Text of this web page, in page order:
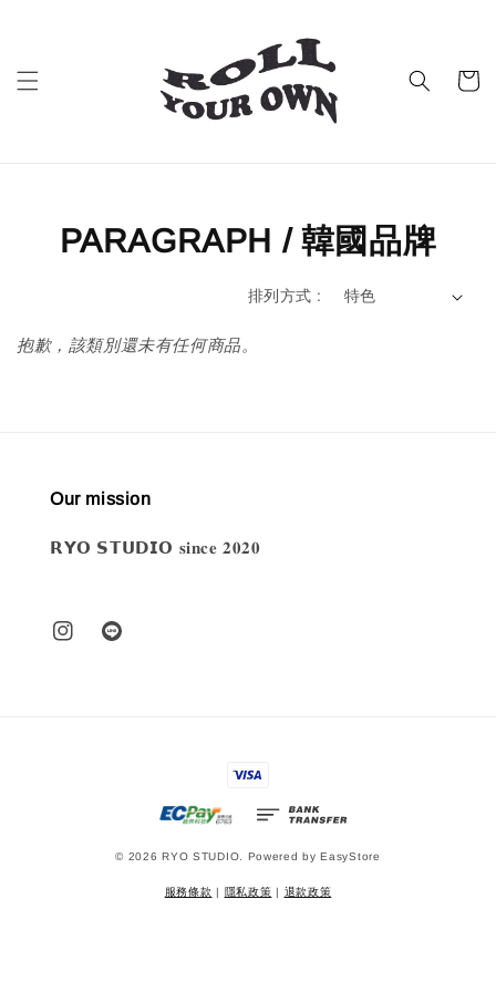
PARAGRAPH / 韓國品牌
排列方式 :
抱歉，該類別還未有任何商品。
Our mission
𝗥𝗬𝗢 𝗦𝗧𝗨𝗗𝗜𝗢 𝐬𝐢𝐧𝐜𝐞 𝟐𝟎𝟐𝟎
© 2026 RYO STUDIO. Powered byEasyStore
服務條款 | 隱私政策 | 退款政策